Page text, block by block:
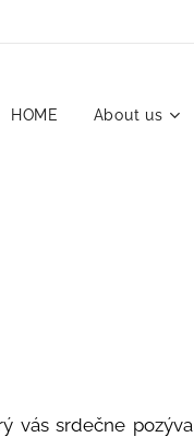
HOME About us
vás srdečne pozýva